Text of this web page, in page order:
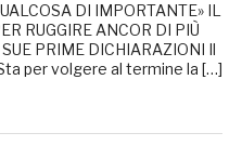
DI IMPORTANTE» IL
RUGGIRE ANCOR DI PIÙ
PRIME DICHIARAZIONI Il
per volgere al termine la […]